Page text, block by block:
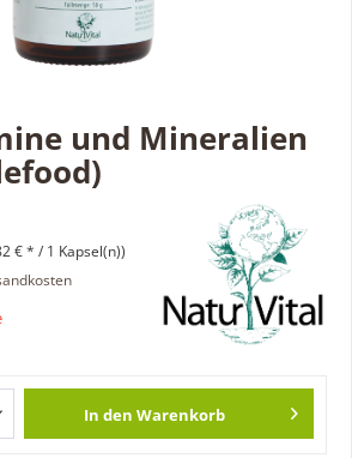
und Mineralien
€ * / 1 Kapsel(n))
In den Warenkorb